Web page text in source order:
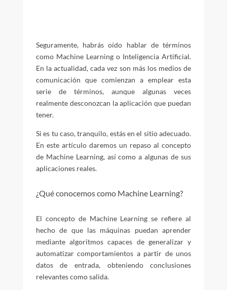
Seguramente, habrás oído hablar de términos
como Machine Learning o Inteligencia Artificial.
En la actualidad, cada vez son más los medios de
comunicación que comienzan a emplear esta
serie de términos, aunque algunas veces
realmente desconozcan la aplicación que puedan
tener.
Si es tu caso, tranquilo, estás en el sitio adecuado.
En este artículo daremos un repaso al concepto
de Machine Learning, así como a algunas de sus
aplicaciones reales.
¿Qué conocemos como Machine Learning?
El concepto de Machine Learning se refiere al
hecho de que las máquinas puedan aprender
mediante algoritmos capaces de generalizar y
automatizar comportamientos a partir de unos
datos de entrada, obteniendo conclusiones
relevantes como salida.